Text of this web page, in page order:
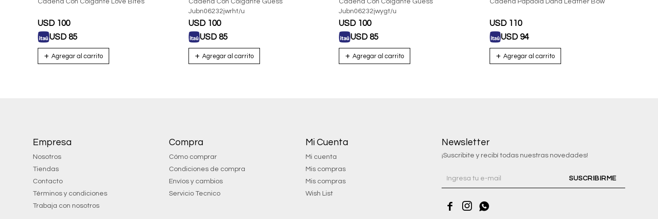
Cadena Con Colgante Love Bites
USD 100
USD 85
Cadena Con Colgante Guess
Jubn06232jwrht/u
USD 100
USD 85
Cadena Con Colgante Guess
Jubn06232jwygt/u
USD 100
USD 85
Cadena Pdpaola Dana Leather Bow
USD 110
USD 94
Empresa
Nosotros
Tiendas
Contacto
Términos y condiciones
Trabaja con nosotros
Compra
Cómo comprar
Condiciones de compra
Envíos y cambios
Servicio Tecnico
Mi Cuenta
Mi cuenta
Mis compras
Mis compras
Wish List
Newsletter
¡Suscribite y recibí todas nuestras novedades!
SUSCRIBIRME
  